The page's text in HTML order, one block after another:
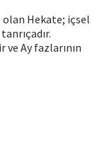
Hekate; içsel
Ay fazlarının